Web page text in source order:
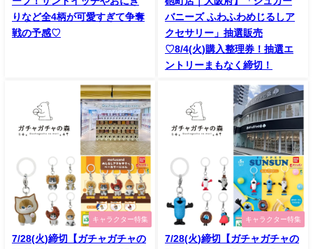
りなど全4柄が可愛すぎて争奪
戦の予感♡
バニーズ ふわふわめじるしア
クセサリー」抽選販売
♡8/4(火)購入整理券！抽選エ
ントリーまもなく締切！
キャラクター特集
7/28(火)締切【ガチャガチャの
キャラクター特集
7/28(火)締切【ガチャガチャの